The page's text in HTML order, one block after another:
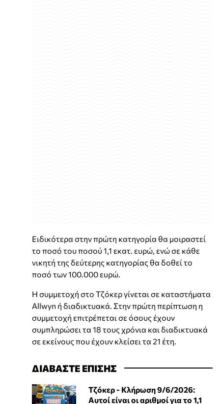
Ειδικότερα στην πρώτη κατηγορία θα μοιραστεί
το ποσό του ποσού 1,1 εκατ. ευρώ, ενώ σε κάθε
νικητή της δεύτερης κατηγορίας θα δοθεί το
ποσό των 100.000 ευρώ.
Η συμμετοχή στο Τζόκερ γίνεται σε καταστήματα
Allwyn ή διαδικτυακά. Στην πρώτη περίπτωση η
συμμετοχή επιτρέπεται σε όσους έχουν
συμπληρώσει τα 18 τους χρόνια και διαδικτυακά
σε εκείνους που έχουν κλείσει τα 21 έτη.
ΔΙΑΒΑΣΤΕ ΕΠΙΣΗΣ
Τζόκερ - Κλήρωση 9/6/2026:
Αυτοί είναι οι αριθμοί για το 1,1